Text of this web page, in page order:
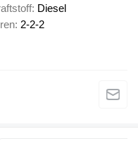
Diesel
2-2-2